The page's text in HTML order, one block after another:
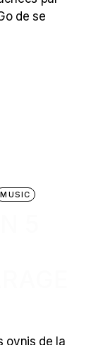
de se
MUSIC
ovnis de la